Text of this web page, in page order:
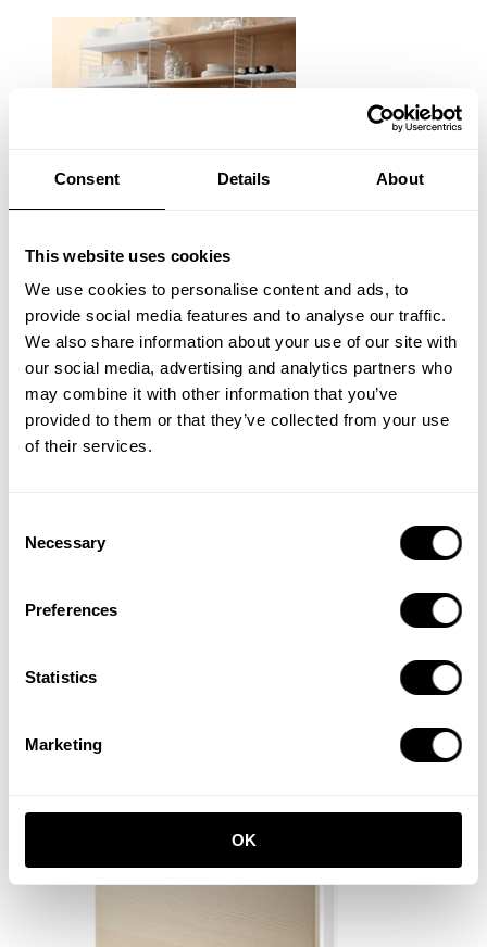
Consent Details About
This website uses cookies
We use cookies to personalise content and ads, to
provide social media features and to analyse our traffic.
We also share information about your use of our site with
our social media, advertising and analytics partners who
may combine it with other information that you’ve
provided to them or that they’ve collected from your use
of their services.
Selection
Necessary
Preferences
Statistics
Marketing
OK
2040,00 EUR